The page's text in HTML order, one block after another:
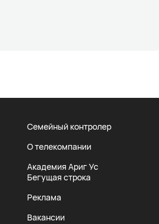
Семейный контролер
О телекомпании
Академия Ариг Ус
Бегущая строка
Реклама
Вакансии